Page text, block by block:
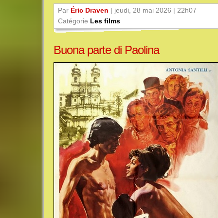
Par Éric Draven | jeudi, 28 mai 2026 | 22h07
Catégorie Les films
Buona parte di Paolina